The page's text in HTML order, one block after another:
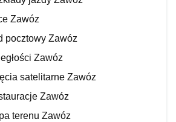
Zawóz
pocztowy Zawóz
Zawóz
satelitarne Zawóz
Zawóz
terenu Zawóz